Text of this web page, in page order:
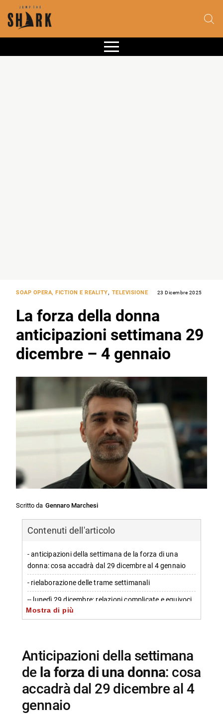
SOAP OPERA, FICTION E REALITY, TELEVISIONE 23 Dicembre 2025
La forza della donna
anticipazioni settimana 29
dicembre – 4 gennaio
Scritto da Gennaro Marchesi
Contenuti dell'articolo
- anticipazioni della settimana de la forza di una
donna: cosa accadrà dal 29 dicembre al 4 gennaio
- rielaborazione delle trame settimanali
-- lunedì 29 dicembre: relazioni complicate e equivoci
-- martedì 30 dicembre: feste, rivelazioni e decisioni
-- giovedì 1 gennaio: nuovi equilibri e sogni di stabilità
-- venerdì 2 gennaio: cambiamenti e nuovi piani
-- sabato 3 gennaio: nuovi contratti e tensioni in
famiglia
Mostra di più
anticipazioni della settimana
de la forza di una donna: cosa
accadrà dal 29 dicembre al 4
gennaio